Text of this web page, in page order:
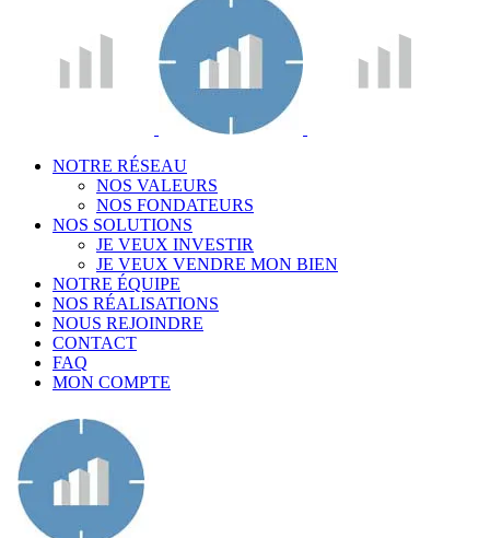
NOTRE RÉSEAU
NOS VALEURS
NOS FONDATEURS
NOS SOLUTIONS
JE VEUX INVESTIR
JE VEUX VENDRE MON BIEN
NOTRE ÉQUIPE
NOS RÉALISATIONS
NOUS REJOINDRE
CONTACT
FAQ
MON COMPTE